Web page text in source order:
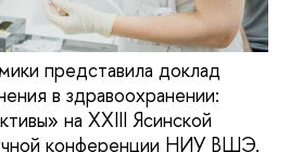
представила доклад
в здравоохранении:
на XXIII Ясинской
конференции НИУ ВШЭ.